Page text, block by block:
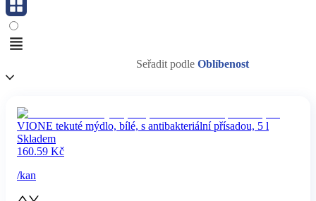
Seřadit podle Oblíbenost
VIONE tekuté mýdlo, bílé, s antibakteriální přísadou, 5 l
Skladem
160.59 Kč
/kan